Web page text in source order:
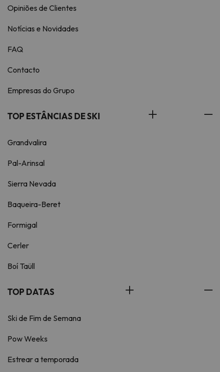
Opiniões de Clientes
Notícias e Novidades
FAQ
Contacto
Empresas do Grupo
TOP ESTÂNCIAS DE SKI
Grandvalira
Pal-Arinsal
Sierra Nevada
Baqueira-Beret
Formigal
Cerler
Boí Taüll
TOP DATAS
Ski de Fim de Semana
Pow Weeks
Estrear a temporada